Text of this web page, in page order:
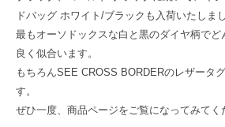
ドバッグ ホワイト/ブラックも入荷いたしま
最もオーソドックスな白と黒のダイヤ柄でど
良く似合います。
もちろんSEE CROSS BORDERのレザータ
す。
ぜひ一度、商品ページをご覧になってみてく